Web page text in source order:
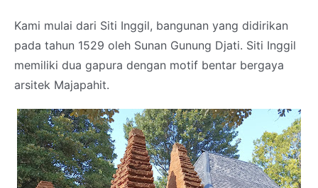
Kami mulai dari Siti Inggil, bangunan yang didirikan
pada tahun 1529 oleh Sunan Gunung Djati. Siti Inggil
memiliki dua gapura dengan motif bentar bergaya
arsitek Majapahit.